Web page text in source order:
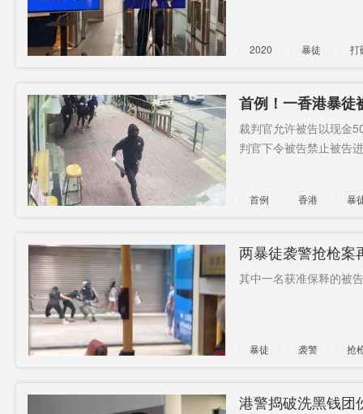
2020 暴徒
打
首例！一香港暴徒
裁判官允许被告以现金
判官下令被告禁止被告
首例 香港 暴
两暴徒袭警抢枪案
其中一名获准保释的被
暴徒 袭警
抢
港警捣破洗黑钱团